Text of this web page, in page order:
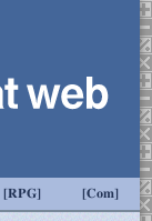
[RPG] [Com]